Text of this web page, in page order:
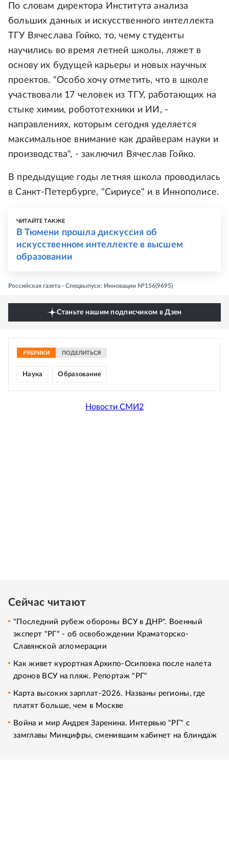
По словам директора Института анализа
больших данных и искусственного интеллекта
ТГУ Вячеслава Гойко, то, чему студенты
научились во время летней школы, ляжет в
основу их будущей карьеры и новых научных
проектов. "Особо хочу отметить, что в школе
участвовали 17 человек из ТГУ, работающих на
стыке химии, робототехники и ИИ, -
направлениях, которым сегодня уделяется
максимальное внимание как драйверам науки и
производства", - заключил Вячеслав Гойко.
В предыдущие годы летняя школа проводилась
в Санкт-Петербурге, "Сириусе" и в Иннополисе.
ЧИТАЙТЕ ТАКЖЕ
В Тюмени прошла дискуссия об
искусственном интеллекте в высшем
образовании
Российская газета - Спецвыпуск: Инновации №156(9695)
Станьте нашим подписчиком в Дзен
РУБРИКИ ПОДЕЛИТЬСЯ
Наука Образование
Новости СМИ2
Сейчас читают
"Последний рубеж обороны ВСУ в ДНР". Военный
эксперт "РГ" - об освобождении Краматорско-
Славянской агломерации
Как живет курортная Архипо-Осиповка после налета
дронов ВСУ на пляж. Репортаж "РГ"
Карта высоких зарплат-2026. Названы регионы, где
платят больше, чем в Москве
Война и мир Андрея Заренина. Интервью "РГ" с
замглавы Минцифры, сменившим кабинет на блиндаж